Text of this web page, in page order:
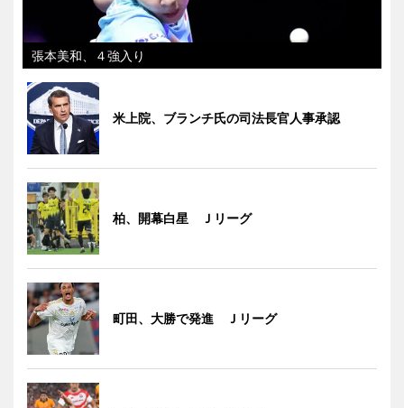
張本美和、４強入り
米上院、ブランチ氏の司法長官人事承認
柏、開幕白星 Ｊリーグ
町田、大勝で発進 Ｊリーグ